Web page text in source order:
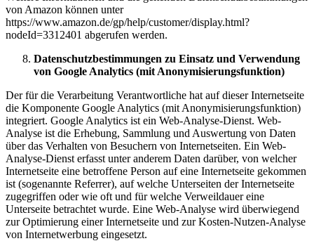
von Amazon können unter
https://www.amazon.de/gp/help/customer/display.html?
nodeId=3312401 abgerufen werden.
Datenschutzbestimmungen zu Einsatz und Verwendung
von Google Analytics (mit Anonymisierungsfunktion)
Der für die Verarbeitung Verantwortliche hat auf dieser Internetseite
die Komponente Google Analytics (mit Anonymisierungsfunktion)
integriert. Google Analytics ist ein Web-Analyse-Dienst. Web-
Analyse ist die Erhebung, Sammlung und Auswertung von Daten
über das Verhalten von Besuchern von Internetseiten. Ein Web-
Analyse-Dienst erfasst unter anderem Daten darüber, von welcher
Internetseite eine betroffene Person auf eine Internetseite gekommen
ist (sogenannte Referrer), auf welche Unterseiten der Internetseite
zugegriffen oder wie oft und für welche Verweildauer eine
Unterseite betrachtet wurde. Eine Web-Analyse wird überwiegend
zur Optimierung einer Internetseite und zur Kosten-Nutzen-Analyse
von Internetwerbung eingesetzt.